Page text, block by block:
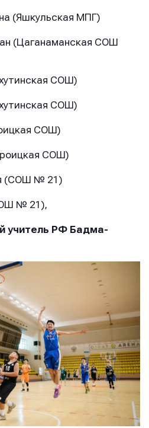
(Яшкульская МПГ)
(Цаганаманская СОШ
СОШ)
СОШ)
СОШ)
СОШ)
(СОШ № 21)
№ 21),
учитель РФ Бадма-